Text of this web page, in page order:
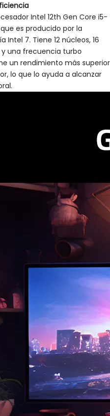
Intel 12th Gen Core i5-
es producido por la
7. Tiene 12 núcleos, 16
y una frecuencia turbo
un rendimiento más superior
lo que lo ayuda a alcanzar